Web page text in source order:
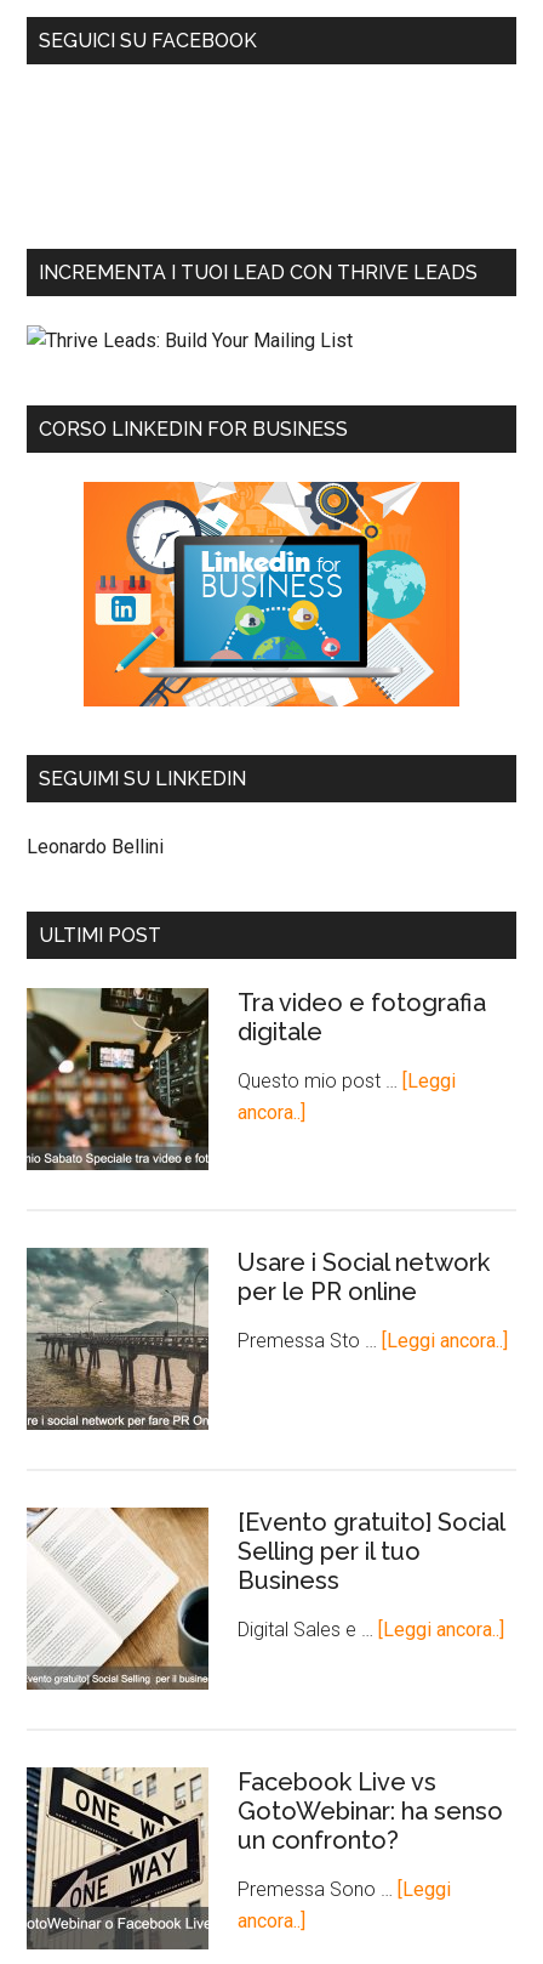
SEGUICI SU FACEBOOK
INCREMENTA I TUOI LEAD CON THRIVE LEADS
CORSO LINKEDIN FOR BUSINESS
SEGUIMI SU LINKEDIN
Leonardo Bellini
ULTIMI POST
Tra video e fotografia
digitale
Questo mio post … [Leggi
ancora..]
Usare i Social network
per le PR online
Premessa Sto … [Leggi ancora..]
[Evento gratuito] Social
Selling per il tuo
Business
Digital Sales e … [Leggi ancora..]
Facebook Live vs
GotoWebinar: ha senso
un confronto?
Premessa Sono … [Leggi
ancora..]